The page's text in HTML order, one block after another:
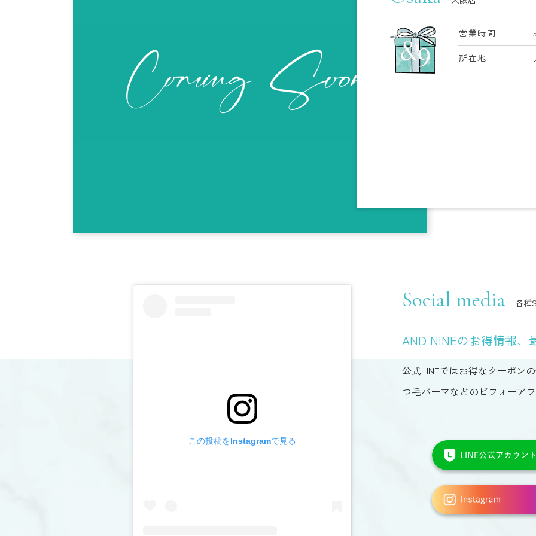
営業時間
所在地
この投稿をInstagramで見る
Social media 各種
AND NINEのお得情報、
公式LINEではお得なクーポン
つ毛パーマなどのビフォーア
は
こ
ら
か
ン
ス